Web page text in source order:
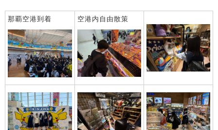
那覇空港到着 空港内自由散策